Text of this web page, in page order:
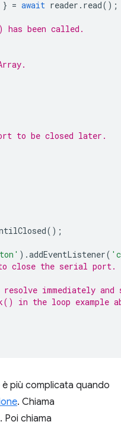
} = await reader . read();
been called.
to be closed later.
();
).addEventListener(
close the serial port.
immediately and
in the loop example
più complicata quando
. Chiama
Poi chiama